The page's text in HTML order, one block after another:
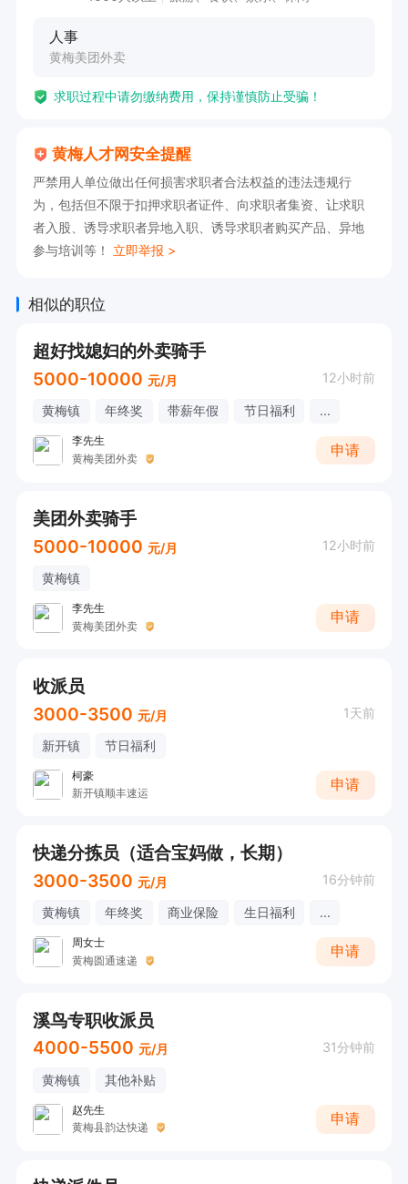
人事
黄梅美团外卖
求职过程中请勿缴纳费用，保持谨慎防止受骗！
黄梅人才网安全提醒
严禁用人单位做出任何损害求职者合法权益的违法违规行
为，包括但不限于扣押求职者证件、向求职者集资、让求职
者入股、诱导求职者异地入职、诱导求职者购买产品、异地
参与培训等！ 立即举报 >
相似的职位
超好找媳妇的外卖骑手
5000-10000 元/月 12小时前
黄梅镇 年终奖 带薪年假 节日福利 ...
李先生
黄梅美团外卖
申请
美团外卖骑手
5000-10000 元/月 12小时前
黄梅镇
李先生
黄梅美团外卖
申请
收派员
3000-3500 元/月 1天前
新开镇 节日福利
柯豪
新开镇顺丰速运
申请
快递分拣员（适合宝妈做，长期）
3000-3500 元/月 16分钟前
黄梅镇 年终奖 商业保险 生日福利 ...
周女士
黄梅圆通速递
申请
溪鸟专职收派员
4000-5500 元/月 31分钟前
黄梅镇 其他补贴
赵先生
黄梅县韵达快递
申请